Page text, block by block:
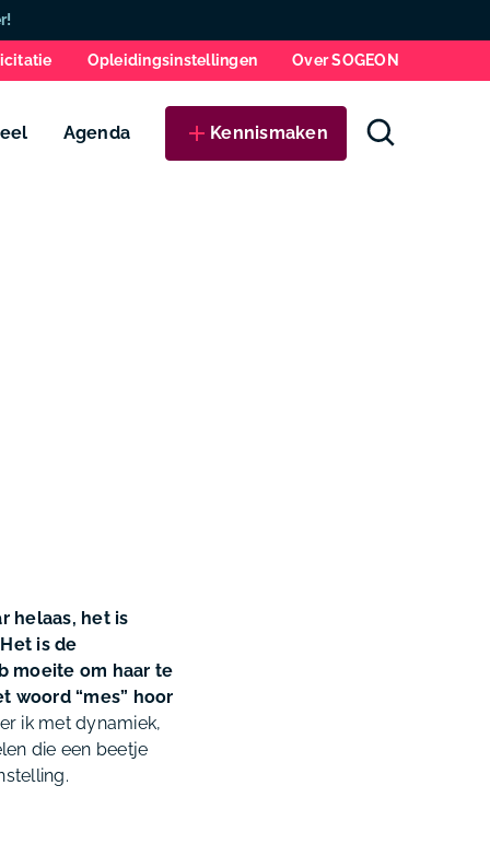
Opleidingsinstellingen Over SOGEON
Agenda Kennismaken
helaas, het is
is de
moeite om haar te
woord “mes” hoor
ik met dynamiek,
die een beetje